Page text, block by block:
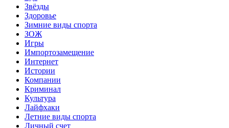
Звёзды
Здоровье
Зимние виды спорта
ЗОЖ
Игры
Импортозамещение
Интернет
Истории
Компании
Криминал
Культура
Лайфхаки
Летние виды спорта
Личный счет